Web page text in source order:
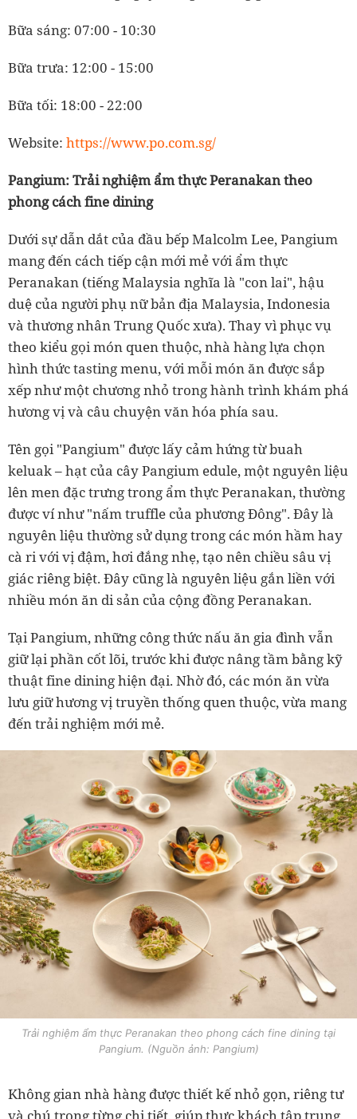
Bữa sáng: 07:00 - 10:30
Bữa trưa: 12:00 - 15:00
Bữa tối: 18:00 - 22:00
Website: https://www.po.com.sg/
Pangium: Trải nghiệm ẩm thực Peranakan theo
phong cách fine dining
Dưới sự dẫn dắt của đầu bếp Malcolm Lee, Pangium
mang đến cách tiếp cận mới mẻ với ẩm thực
Peranakan (tiếng Malaysia nghĩa là "con lai", hậu
duệ của người phụ nữ bản địa Malaysia, Indonesia
và thương nhân Trung Quốc xưa). Thay vì phục vụ
theo kiểu gọi món quen thuộc, nhà hàng lựa chọn
hình thức tasting menu, với mỗi món ăn được sắp
xếp như một chương nhỏ trong hành trình khám phá
hương vị và câu chuyện văn hóa phía sau.
Tên gọi "Pangium" được lấy cảm hứng từ buah
keluak – hạt của cây Pangium edule, một nguyên liệu
lên men đặc trưng trong ẩm thực Peranakan, thường
được ví như "nấm truffle của phương Đông". Đây là
nguyên liệu thường sử dụng trong các món hầm hay
cà ri với vị đậm, hơi đắng nhẹ, tạo nên chiều sâu vị
giác riêng biệt. Đây cũng là nguyên liệu gắn liền với
nhiều món ăn di sản của cộng đồng Peranakan.
Tại Pangium, những công thức nấu ăn gia đình vẫn
giữ lại phần cốt lõi, trước khi được nâng tầm bằng kỹ
thuật fine dining hiện đại. Nhờ đó, các món ăn vừa
lưu giữ hương vị truyền thống quen thuộc, vừa mang
đến trải nghiệm mới mẻ.
Trải nghiệm ẩm thực Peranakan theo phong cách fine dining tại
Pangium. (Nguồn ảnh: Pangium)
Không gian nhà hàng được thiết kế nhỏ gọn, riêng tư